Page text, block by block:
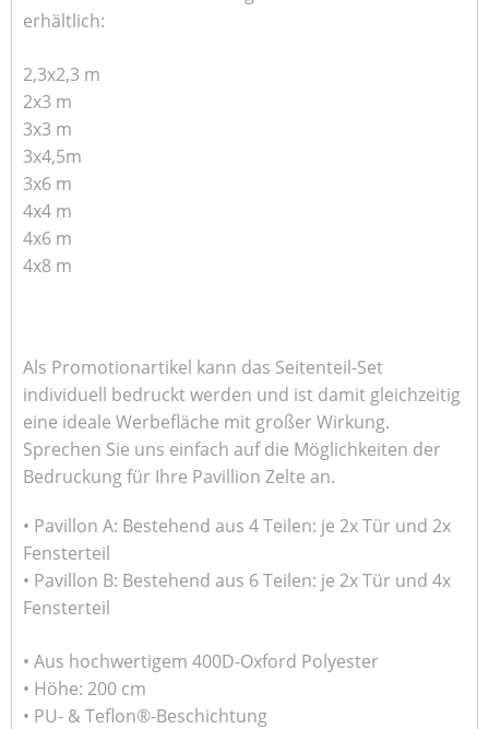
erhältlich:
2,3x2,3 m
2x3 m
3x3 m
3x4,5m
3x6 m
4x4 m
4x6 m
4x8 m
Als Promotionartikel kann das Seitenteil-Set
individuell bedruckt werden und ist damit gleichzeitig
eine ideale Werbefläche mit großer Wirkung.
Sprechen Sie uns einfach auf die Möglichkeiten der
Bedruckung für Ihre Pavillion Zelte an.
• Pavillon A: Bestehend aus 4 Teilen: je 2x Tür und 2x
Fensterteil
• Pavillon B: Bestehend aus 6 Teilen: je 2x Tür und 4x
Fensterteil
• Aus hochwertigem 400D-Oxford Polyester
• Höhe: 200 cm
• PU- & Teflon®-Beschichtung